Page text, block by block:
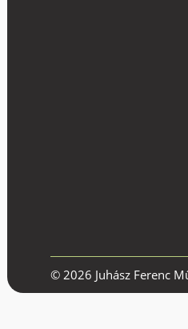
© 2026 Juhász Ferenc